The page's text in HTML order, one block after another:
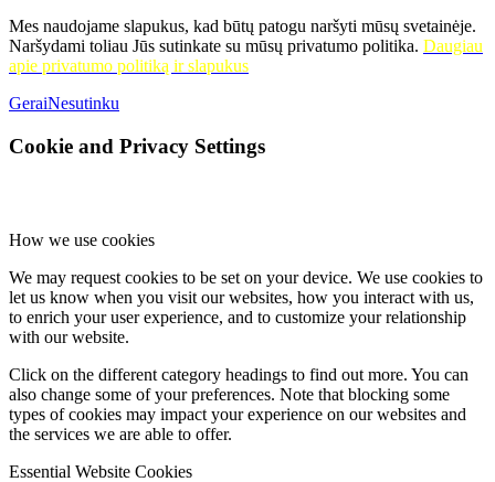
Mes naudojame slapukus, kad būtų patogu naršyti mūsų svetainėje.
Naršydami toliau Jūs sutinkate su mūsų privatumo politika. Daugiau
apie privatumo politiką ir slapukus
GeraiNesutinku
Cookie and Privacy Settings
How we use cookies
We may request cookies to be set on your device. We use cookies to
let us know when you visit our websites, how you interact with us,
to enrich your user experience, and to customize your relationship
with our website.
Click on the different category headings to find out more. You can
also change some of your preferences. Note that blocking some
types of cookies may impact your experience on our websites and
the services we are able to offer.
Essential Website Cookies